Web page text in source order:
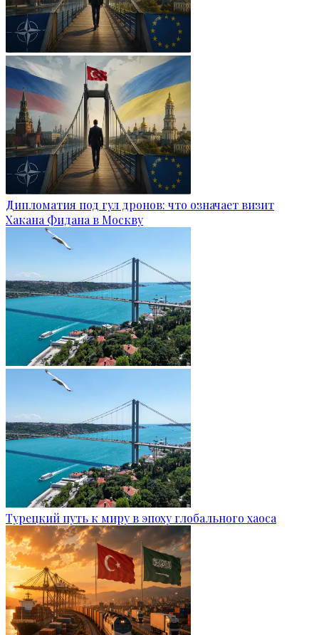
Дипломатия под гул дронов: что означает визит
Хакана Фидана в Москву
Турецкий путь к миру в эпоху глобального хаоса